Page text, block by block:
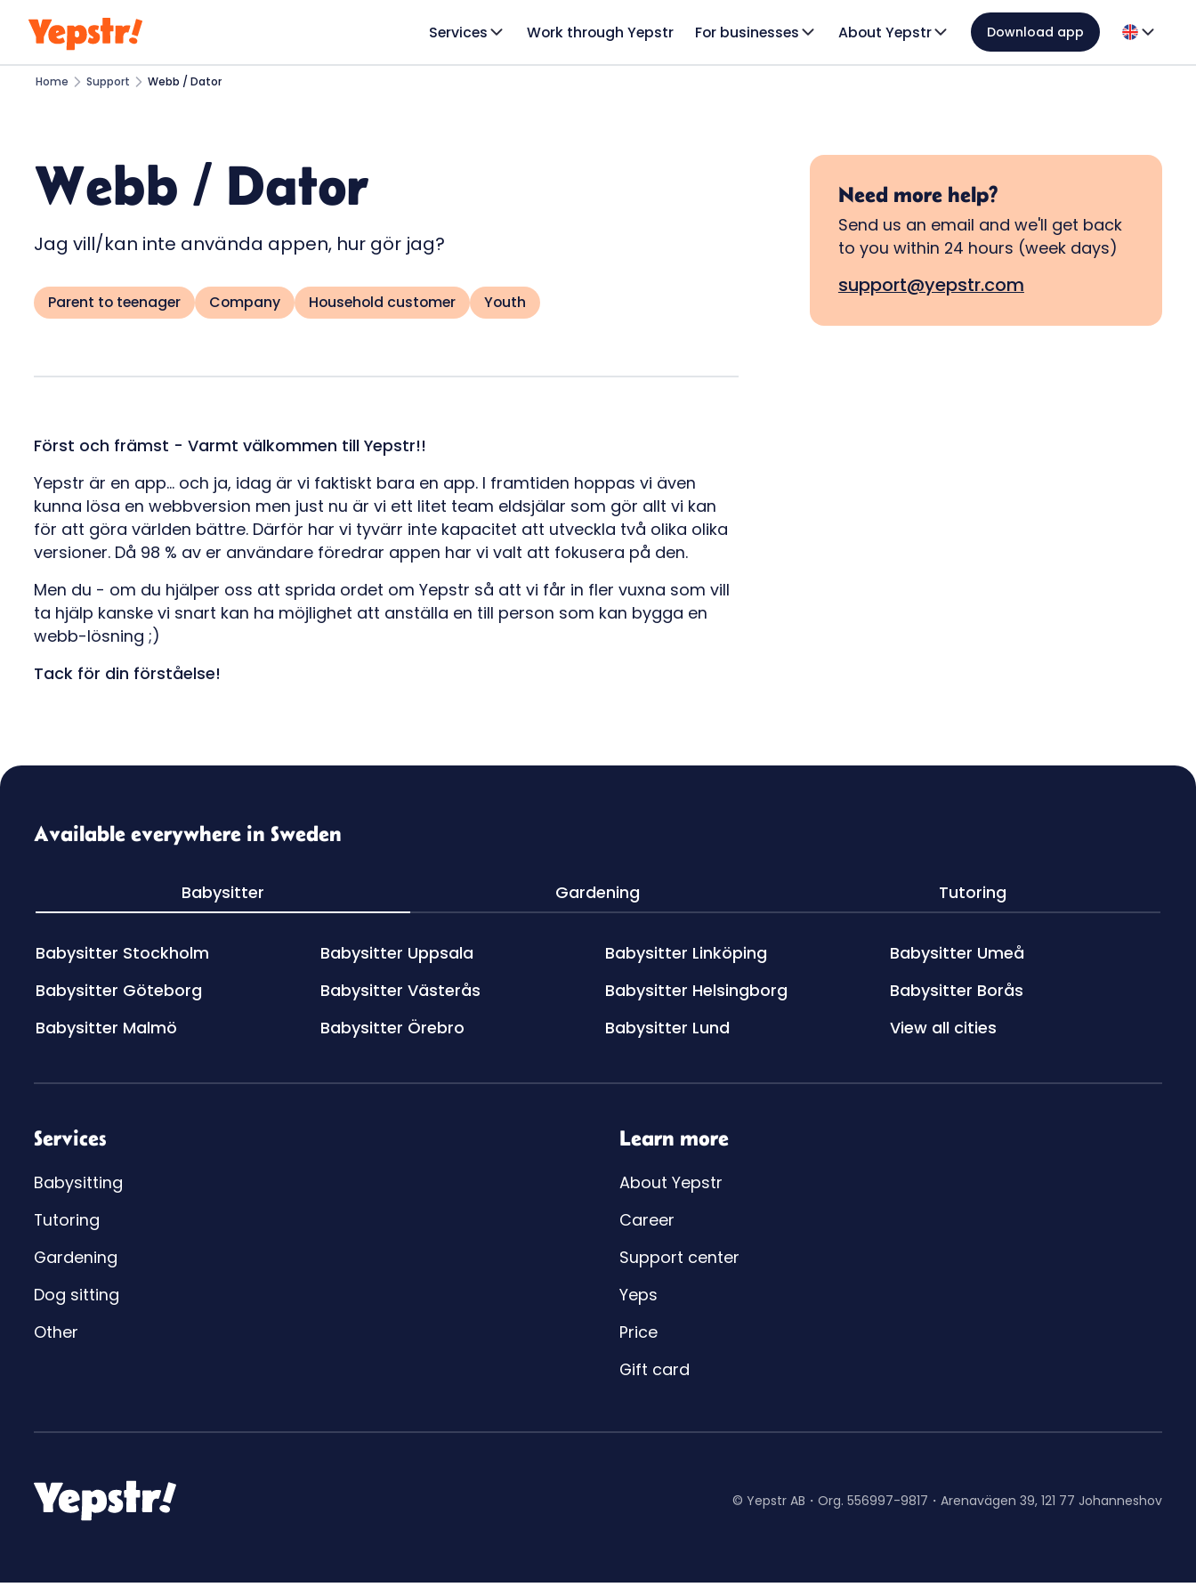
Services Work through Yepstr For businesses About Yepstr Download app
Home Support Webb / Dator
Webb / Dator
Jag vill/kan inte använda appen, hur gör jag?
Parent to teenager Company Household customer Youth
Först och främst - Varmt välkommen till Yepstr!!
Yepstr är en app... och ja, idag är vi faktiskt bara en app. I framtiden hoppas vi även
kunna lösa en webbversion men just nu är vi ett litet team eldsjälar som gör allt vi kan
för att göra världen bättre. Därför har vi tyvärr inte kapacitet att utveckla två olika olika
versioner. Då 98 % av er användare föredrar appen har vi valt att fokusera på den.
Men du - om du hjälper oss att sprida ordet om Yepstr så att vi får in fler vuxna som vill
ta hjälp kanske vi snart kan ha möjlighet att anställa en till person som kan bygga en
webb-lösning ;)
Tack för din förståelse!
Need more help?
Send us an email and we'll get back
to you within 24 hours (week days)
support@yepstr.com
Available everywhere in Sweden
Babysitter Gardening Tutoring
Babysitter Stockholm
Babysitter Göteborg
Babysitter Malmö
Babysitter Uppsala
Babysitter Västerås
Babysitter Örebro
Babysitter Linköping
Babysitter Helsingborg
Babysitter Lund
Babysitter Umeå
Babysitter Borås
View all cities
Services
Babysitting
Tutoring
Gardening
Dog sitting
Other
Learn more
About Yepstr
Career
Support center
Yeps
Price
Gift card
© Yepstr AB・Org. 556997-9817・Arenavägen 39, 121 77 Johanneshov